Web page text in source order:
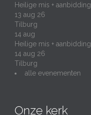
Heilige mis + aanbidding
13 aug 26
Tilburg
14 aug
Heilige mis + aanbidding
14 aug 26
Tilburg
alle evenementen
Onze kerk